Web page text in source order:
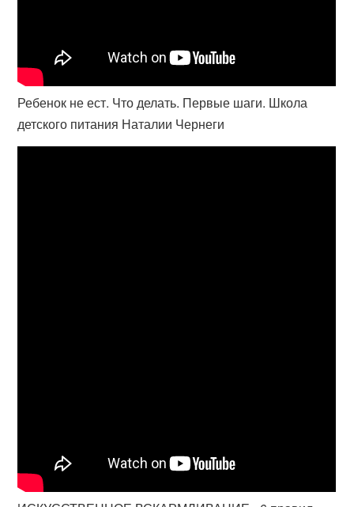
Ребенок не ест. Что делать. Первые шаги. Школа
детского питания Наталии Чернеги